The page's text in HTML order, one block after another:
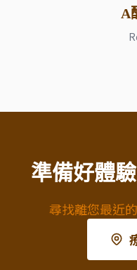
A
準備好體
尋找離您最近